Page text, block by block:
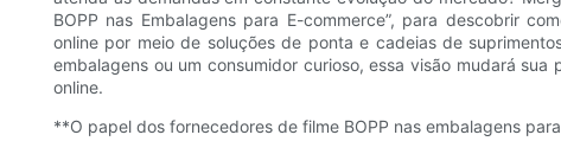
BOPP nas Embalagens para E-commerce”, para descobrir
online por meio de soluções de ponta e cadeias de
embalagens ou um consumidor curioso, essa visão mudará
online.
**O papel dos fornecedores de filme BOPP nas embalagens